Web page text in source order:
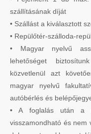
szállításának díját
• Szállást a kiválasztott
• Repülőtér-szálloda-
• Magyar nyelvű
lehetőséget
közvetlenül azt
magyar nyelvű
autóbérlés és
• A foglalás után a
visszamondható és nem